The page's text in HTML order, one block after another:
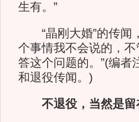
生有。”
“晶刚大婚”的传闻
个事情我不会说的，
答这个问题的。”(编者
和退役传闻。)
不退役，当然是留